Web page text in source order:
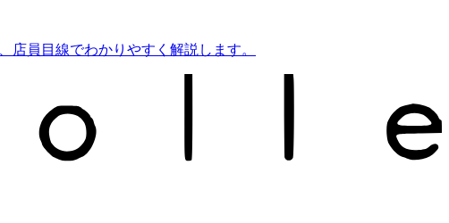
員目線でわかりやすく解説します。